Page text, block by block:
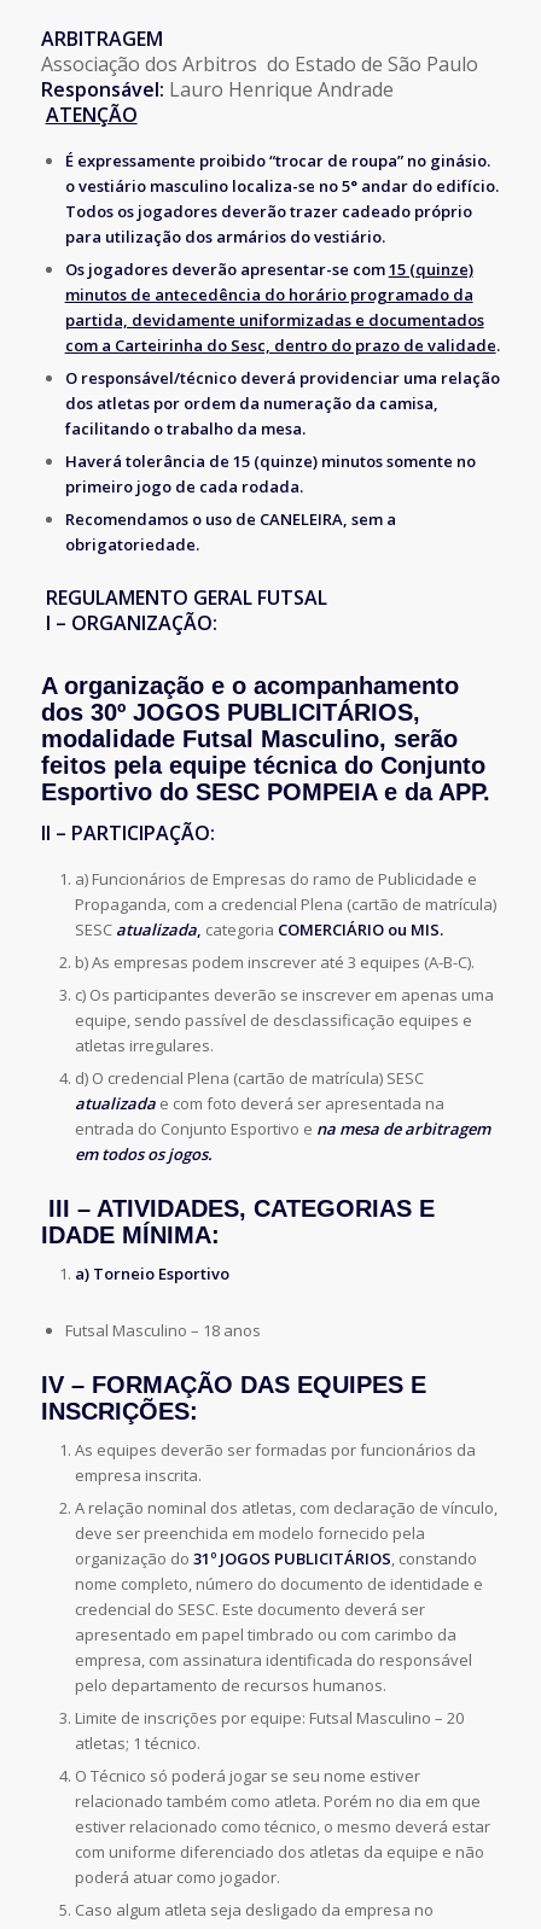
ARBITRAGEM
Associação dos Arbitros do Estado de São Paulo
Responsável: Lauro Henrique Andrade
ATENÇÃO
É expressamente proibido “trocar de roupa” no ginásio.
o vestiário masculino localiza-se no 5° andar do edifício.
Todos os jogadores deverão trazer cadeado próprio
para utilização dos armários do vestiário.
Os jogadores deverão apresentar-se com15 (quinze)
minutos de antecedência do horário programado da
partida, devidamente uniformizadas e documentados
com a Carteirinha do Sesc, dentro do prazo de validade.
O responsável/técnico deverá providenciar uma relação
dos atletas por ordem da numeração da camisa,
facilitando o trabalho da mesa.
Haverá tolerância de 15 (quinze) minutos somente no
primeiro jogo de cada rodada.
Recomendamos o uso de CANELEIRA, sem a
obrigatoriedade.
REGULAMENTO GERAL FUTSAL
I – ORGANIZAÇÃO:
A organização e o acompanhamento
dos 30º JOGOS PUBLICITÁRIOS,
modalidade Futsal Masculino, serão
feitos pela equipe técnica do Conjunto
Esportivo do SESC POMPEIA e da APP.
II – PARTICIPAÇÃO:
a) Funcionários de Empresas do ramo de Publicidade e
Propaganda, com a credencial Plena (cartão de matrícula)
SESC atualizada, categoria COMERCIÁRIO ou MIS.
b) As empresas podem inscrever até 3 equipes (A-B-C).
c) Os participantes deverão se inscrever em apenas uma
equipe, sendo passível de desclassificação equipes e
atletas irregulares.
d) O credencial Plena (cartão de matrícula) SESC
atualizadae com foto deverá ser apresentada na
entrada do Conjunto Esportivo e na mesa de arbitragem
em todos os jogos.
III – ATIVIDADES, CATEGORIAS E
IDADE MÍNIMA:
a) Torneio Esportivo
Futsal Masculino – 18 anos
IV – FORMAÇÃO DAS EQUIPES E
INSCRIÇÕES:
As equipes deverão ser formadas por funcionários da
empresa inscrita.
A relação nominal dos atletas, com declaração de vínculo,
deve ser preenchida em modelo fornecido pela
organização do 31º JOGOS PUBLICITÁRIOS, constando
nome completo, número do documento de identidade e
credencial do SESC. Este documento deverá ser
apresentado em papel timbrado ou com carimbo da
empresa, com assinatura identificada do responsável
pelo departamento de recursos humanos.
Limite de inscrições por equipe: Futsal Masculino – 20
atletas; 1 técnico.
O Técnico só poderá jogar se seu nome estiver
relacionado também como atleta. Porém no dia em que
estiver relacionado como técnico, o mesmo deverá estar
com uniforme diferenciado dos atletas da equipe e não
poderá atuar como jogador.
Caso algum atleta seja desligado da empresa no